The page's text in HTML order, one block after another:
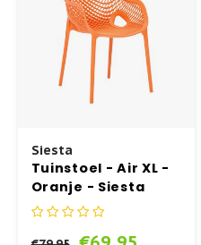
Siesta
Tuinstoel - Air XL -
Oranje - Siesta